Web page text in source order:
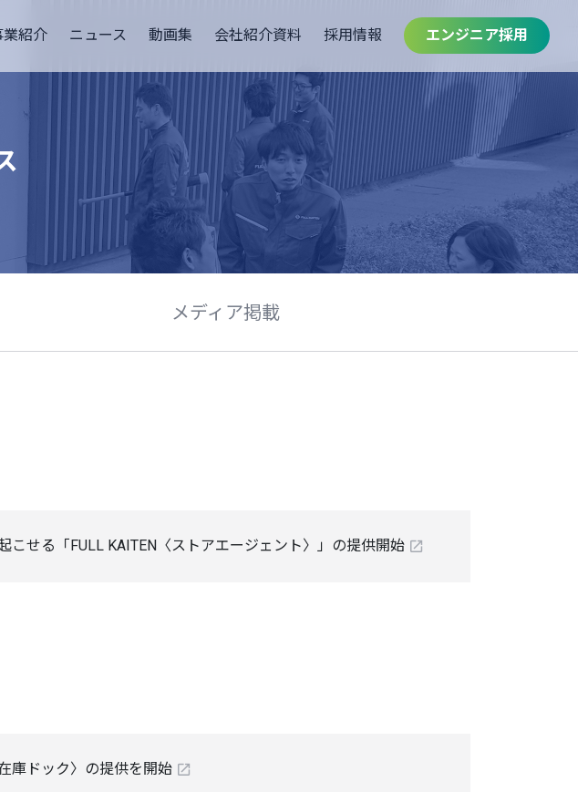
業紹介 ニュース 動画集 会社紹介資料 採用情報 エンジニア採用
メディア掲載
せる「FULL KAITEN〈ストアエージェント〉」の提供開始
庫ドック〉の提供を開始